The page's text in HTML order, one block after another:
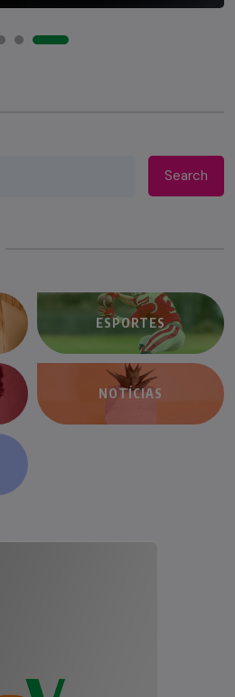
Search
ESPORTES
NOTÍCIAS